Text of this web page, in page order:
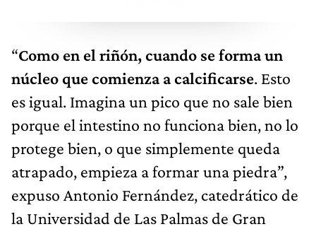
“Como en el riñón, cuando se forma un
núcleo que comienza a calcificarse. Esto
es igual. Imagina un pico que no sale bien
porque el intestino no funciona bien, no lo
protege bien, o que simplemente queda
atrapado, empieza a formar una piedra”,
expuso Antonio Fernández, catedrático de
la Universidad de Las Palmas de Gran